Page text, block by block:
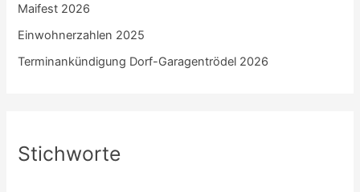
Maifest 2026
Einwohnerzahlen 2025
Terminankündigung Dorf-Garagentrödel 2026
Stichworte